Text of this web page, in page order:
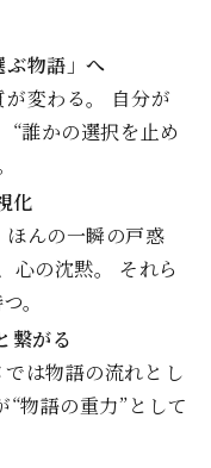
ぶ物語」へ
変わる。 自分が
“誰かの選択を止め
化
んの一瞬の戸惑
心の沈黙。 それら
。
繋がる
は物語の流れとし
物語の重力”として